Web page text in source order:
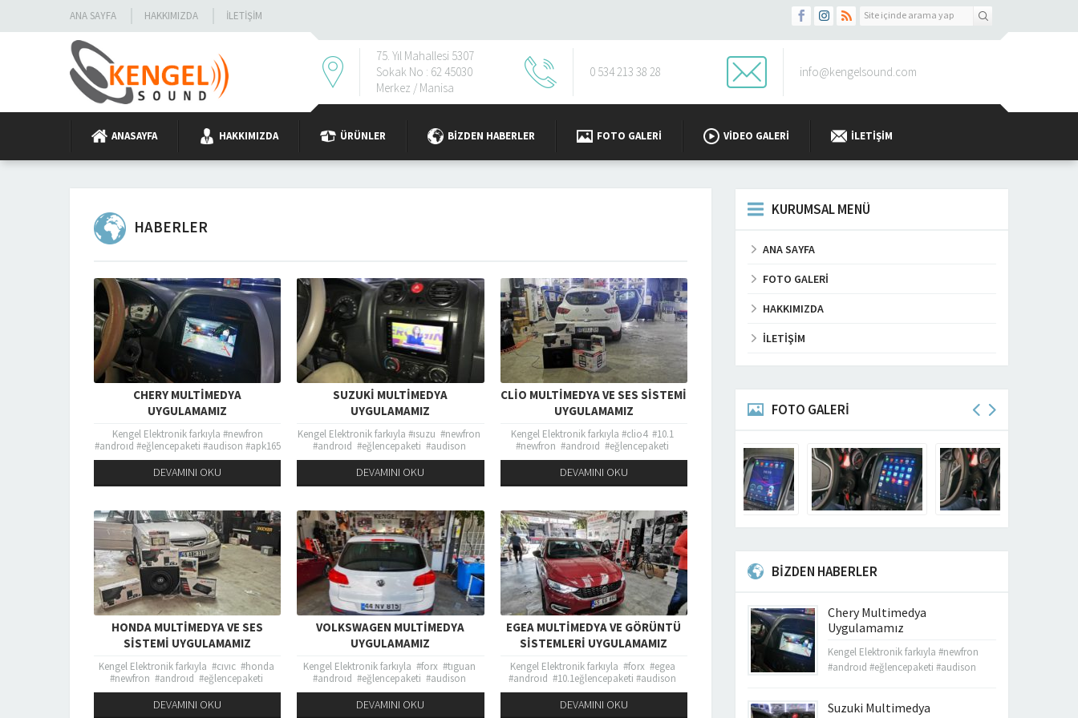
ANA SAYFA HAKKIMIZDA İLETIŞIM
75. Yıl Mahallesi 5307
Sokak No : 62 45030
Merkez / Manisa
0 534 213 38 28 info@kengelsound.com
ANASAYFA HAKKIMIZDA ÜRÜNLER BIZDEN HABERLER FOTO GALERI VIDEO GALERI İLETIŞIM
HABERLER
CHERY MULTIMEDYA
UYGULAMAMIZ
Kengel Elektronik farkıyla #newfron
#androıd #eğlencepaketi #audison #apk165
#db #Focal #rockford #fosgate #taramps
#JLaudio #kicker tüm üst düzey ürünlerimiz
DEVAMINI OKU
SUZUKI MULTIMEDYA
UYGULAMAMIZ
Kengel Elektronik farkıyla #ısuzu #newfron
#androıd #eğlencepaketi #audison
#apk165 #db #Focal #rockford #fosgate
#taramps #JLaudio #kicker tüm üst düzey
DEVAMINI OKU
CLIO MULTIMEDYA VE SES SISTEMI
UYGULAMAMIZ
Kengel Elektronik farkıyla #clio4 #10.1
#newfron #androıd #eğlencepaketi
#audison #apk165 #db #Focal #rockford
#fosgate #taramps #JLaudio #kicker tüm
DEVAMINI OKU
HONDA MULTIMEDYA VE SES
SISTEMI UYGULAMAMIZ
Kengel Elektronik farkıyla #cıvıc #honda
#newfron #androıd #eğlencepaketi
#audison #apk165 #edison5kanal #db
#Focal #rockford #fosgate #taramps’
DEVAMINI OKU
VOLKSWAGEN MULTIMEDYA
UYGULAMAMIZ
Kengel Elektronik farkıyla #forx #tıguan
#androıd #eğlencepaketi #audison
#apk165 #Focal #rockford #fosgate
#taramps’ #JLaudio #kicker tüm üst düzey
DEVAMINI OKU
EGEA MULTIMEDYA VE GÖRÜNTÜ
SISTEMLERI UYGULAMAMIZ
Kengel Elektronik farkıyla #forx #egea
#androıd #10.1eğlencepaketi #audison
#apk165 #Focal #rockford #fosgate
#taramps’ #JLaudio #kicker tüm üst
DEVAMINI OKU
KURUMSAL MENÜ
ANA SAYFA
FOTO GALERI
HAKKIMIZDA
İLETIŞIM
FOTO GALERİ
BİZDEN HABERLER
Chery Multimedya
Uygulamamız
Kengel Elektronik farkıyla #newfron
#androıd #eğlencepaketi #audison
düzey ürünlerimiz bulunmaktadır.
Suzuki Multimedya